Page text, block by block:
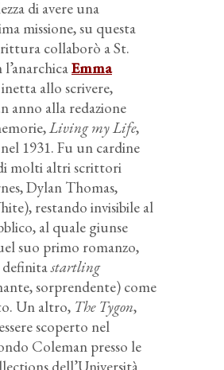
di avere una
missione, su questa
collaborò a St.
Emma
allo scrivere,
anno alla redazione
Living my Life,
1931. Fu un cardine
molti altri scrittori
Dylan Thomas,
restando invisibile al
al quale giunse
suo primo romanzo,
definitastartling
sorprendente) come
Un altro, The Tygon,
scoperto nel
Coleman presso le